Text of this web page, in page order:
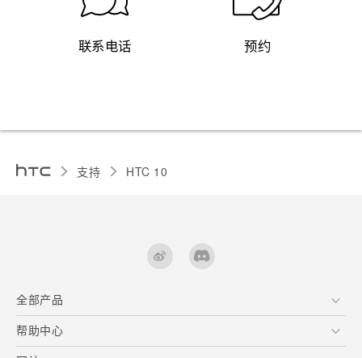
联系电话 预约
支持 HTC 10‎
全部产品
区块链智能手机
帮助中心